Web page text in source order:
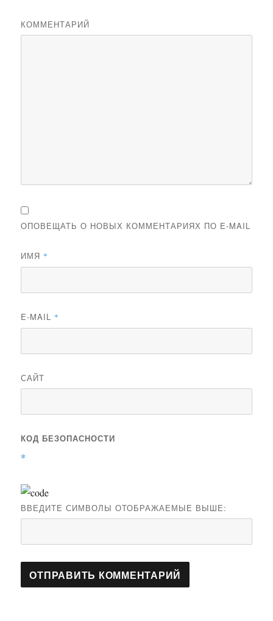
КОММЕНТАРИЙ
ОПОВЕЩАТЬ О НОВЫХ КОММЕНТАРИЯХ ПО E-MAIL
ИМЯ *
E-MAIL *
САЙТ
КОД БЕЗОПАСНОСТИ
*
ВВЕДИТЕ СИМВОЛЫ ОТОБРАЖАЕМЫЕ ВЫШЕ: